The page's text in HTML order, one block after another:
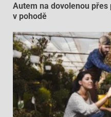
Autem na dovolenou
v pohodě